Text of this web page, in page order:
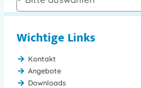
klicke
n
Wichtige Links
Kontakt
Angebote
Downloads